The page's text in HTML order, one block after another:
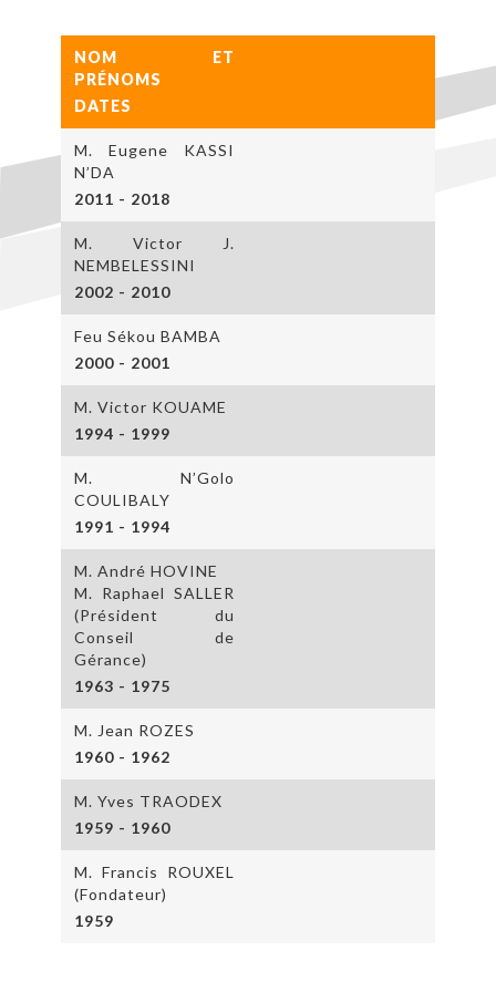
NOM ET
PRÉNOMS
DATES
M. Eugene KASSI
N’DA
2011 - 2018
M. Victor J.
NEMBELESSINI
2002 - 2010
Feu Sékou BAMBA
2000 - 2001
M. Victor KOUAME
1994 - 1999
M. N’Golo
COULIBALY
1991 - 1994
M. André HOVINE
M. Raphael SALLER
(Président du
Conseil de
Gérance)
1963 - 1975
M. Jean ROZES
1960 - 1962
M. Yves TRAODEX
1959 - 1960
M. Francis ROUXEL
(Fondateur)
1959